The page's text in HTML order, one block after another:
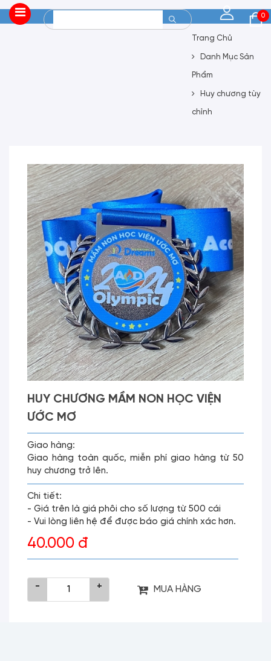
0
Trang Chủ
Danh Mục Sản
Phẩm
Huy chương tùy
chỉnh
HUY CHƯƠNG MẦM NON HỌC VIỆN
ƯỚC MƠ
Giao hàng:
Giao hàng toàn quốc, miễn phí giao hàng từ 50
huy chương trở lên.
Chi tiết:
- Giá trên là giá phôi cho số lượng từ 500 cái
- Vui lòng liên hệ để được báo giá chính xác hơn.
40.000 đ
- + MUA HÀNG